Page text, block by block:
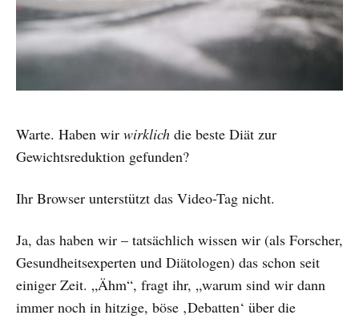
Warte. Haben wir wirklich die beste Diät zur
Gewichtsreduktion gefunden?
Ihr Browser unterstützt das Video-Tag nicht.
Ja, das haben wir – tatsächlich wissen wir (als Forscher,
Gesundheitsexperten und Diätologen) das schon seit
einiger Zeit. „Ähm“, fragt ihr, „warum sind wir dann
immer noch in hitzige, böse ‚Debatten‘ über die